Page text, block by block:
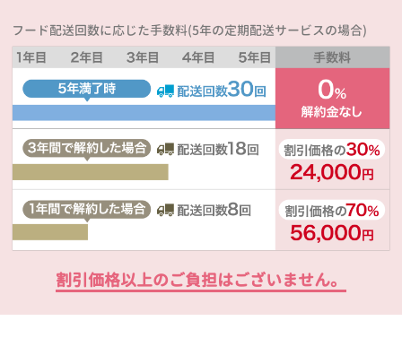
フード配送回数に応じた手数料(5年の定期配送サービスの場合)
割引価格以上のご負担はございません。